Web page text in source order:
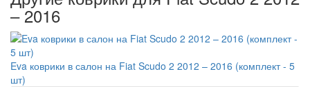
– 2016
Eva коврики в салон на Fiat Scudo 2 2012 – 2016 (комплект - 5
шт)